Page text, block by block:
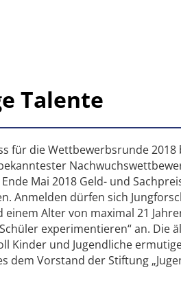
Talente
für die Wettbewerbsrunde 2018
Mai 2018 Geld- und
Anmelden dürfen sich
Alter von maximal 21
experimentieren“ an. Die
Kinder und Jugendliche
dem Vorstand der Stiftung